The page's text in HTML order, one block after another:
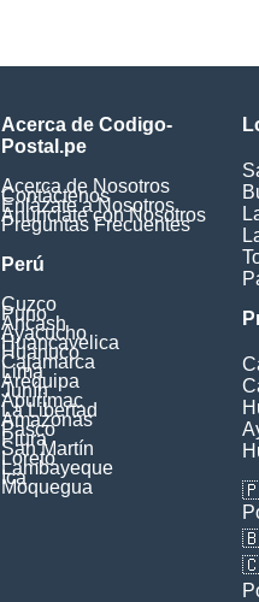
Acerca de Codigo-
Postal.pe
Acerca de Nosotros
Contáctenos
Enlázate a Nosotros
Anúnciate con Nosotros
Preguntas Frecuentes
Perú
Cuzco
Puno
Ancash
Ayacucho
Huancavelica
Huanuco
Cajamarca
Lima
Arequipa
Junín
Apurimac
La Libertad
Amazonas
Pasco
Piura
San Martín
Loreto
Lambayeque
Ica
Moquegua